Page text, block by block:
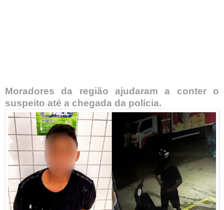
Moradores da região ajudaram a conter o
suspeito até a chegada da polícia.